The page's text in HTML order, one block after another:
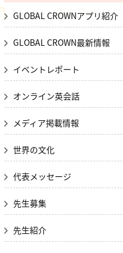
GLOBAL CROWNアプリ紹介
GLOBAL CROWN最新情報
イベントレポート
オンライン英会話
メディア掲載情報
世界の文化
代表メッセージ
先生募集
先生紹介